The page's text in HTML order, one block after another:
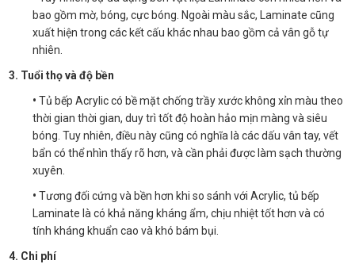
bao gồm mờ, bóng, cực bóng. Ngoài màu sắc, Laminate cũng
xuất hiện trong các kết cấu khác nhau bao gồm cả vân gỗ tự
nhiên.
3. Tuổi thọ và độ bền
• Tủ bếp Acrylic có bề mặt chống trầy xước không xỉn màu theo
thời gian thời gian, duy trì tốt độ hoàn hảo mịn màng và siêu
bóng. Tuy nhiên, điều này cũng có nghĩa là các dấu vân tay, vết
bẩn có thể nhìn thấy rõ hơn, và cần phải được làm sạch thường
xuyên.
• Tương đối cứng và bền hơn khi so sánh với Acrylic, tủ bếp
Laminate là có khả năng kháng ẩm, chịu nhiệt tốt hơn và có
tính kháng khuẩn cao và khó bám bụi.
4. Chi phí